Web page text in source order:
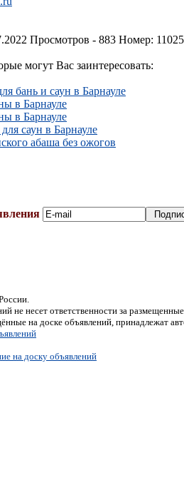
Просмотров - 883 Номер:
могут Вас заинтересовать:
бань и саун в Барнауле
в Барнауле
в Барнауле
саун в Барнауле
абаша без ожогов
не несет ответственности за
на доске объявлений, принадлежат
на доску объявлений